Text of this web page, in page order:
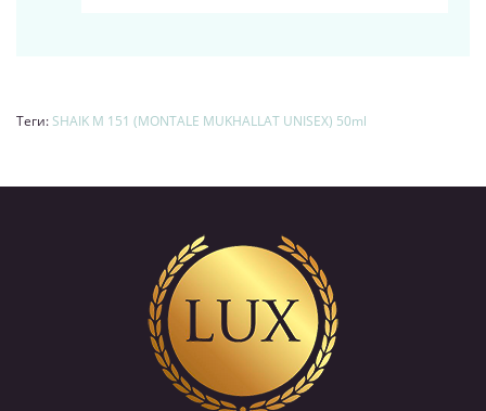
Теги: SHAIK M 151 (MONTALE MUKHALLAT UNISEX) 50ml